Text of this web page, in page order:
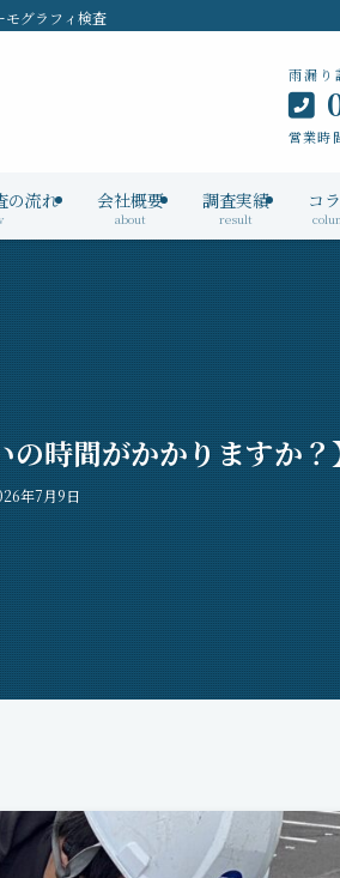
グラフィ検査
雨漏り
営業時
の流れ 会社概要
about
調査実績
result
コ
の時間がかかりますか
年7月9日